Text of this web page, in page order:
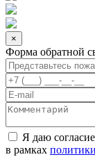
×
Форма обратной
Я даю
в рамках